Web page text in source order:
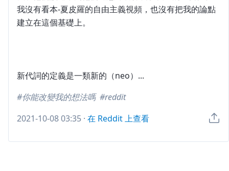
我沒有看本-夏皮羅的自由主義視頻，也沒有把我的論點
建立在這個基礎上。
新代詞的定義是一類新的（neo）...
你能改變我的想法嗎
reddit
2021-10-08 03:35 · 在 Reddit 上查看